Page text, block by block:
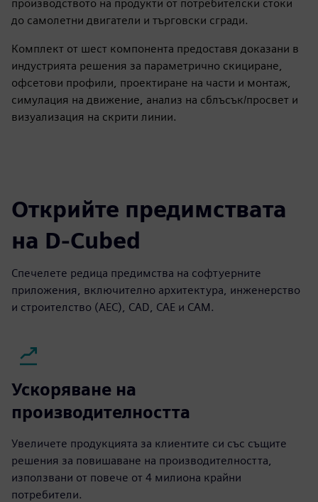
производството на продукти от потребителски стоки
до самолетни двигатели и търговски сгради.
Комплект от шест компонента предоставя доказани в
индустрията решения за параметрично скициране,
офсетови профили, проектиране на части и монтаж,
симулация на движение, анализ на сблъсък/просвет и
визуализация на скрити линии.
Открийте предимствата
на D-Cubed
Спечелете редица предимства на софтуерните
приложения, включително архитектура, инженерство
и строителство (AEC), CAD, CAE и CAM.
Ускоряване на
производителността
Увеличете продукцията за клиентите си със същите
решения за повишаване на производителността,
използвани от повече от 4 милиона крайни
потребители.